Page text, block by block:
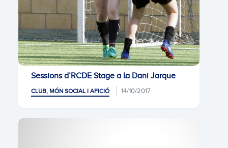
Sessions d’RCDE Stage a la Dani Jarque
CLUB, MÓN SOCIAL I AFICIÓ 14/10/2017